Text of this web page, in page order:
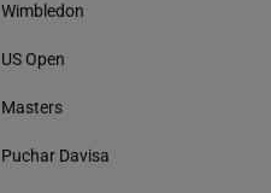
Wimbledon
US Open
Masters
Puchar Davisa